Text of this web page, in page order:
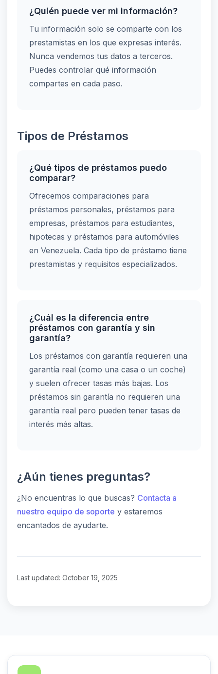
¿Quién puede ver mi información?
Tu información solo se comparte con los
prestamistas en los que expresas interés.
Nunca vendemos tus datos a terceros.
Puedes controlar qué información
compartes en cada paso.
Tipos de Préstamos
¿Qué tipos de préstamos puedo
comparar?
Ofrecemos comparaciones para
préstamos personales, préstamos para
empresas, préstamos para estudiantes,
hipotecas y préstamos para automóviles
en Venezuela. Cada tipo de préstamo tiene
prestamistas y requisitos especializados.
¿Cuál es la diferencia entre
préstamos con garantía y sin
garantía?
Los préstamos con garantía requieren una
garantía real (como una casa o un coche)
y suelen ofrecer tasas más bajas. Los
préstamos sin garantía no requieren una
garantía real pero pueden tener tasas de
interés más altas.
¿Aún tienes preguntas?
¿No encuentras lo que buscas? Contacta a
nuestro equipo de soporte y estaremos
encantados de ayudarte.
Last updated: October 19, 2025